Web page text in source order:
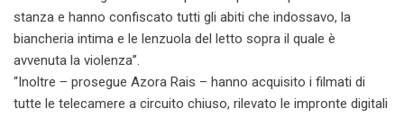
stanza e hanno confiscato tutti gli abiti che indossavo, la
biancheria intima e le lenzuola del letto sopra il quale è
avvenuta la violenza”.
“Inoltre – prosegue Azora Rais – hanno acquisito i filmati di
tutte le telecamere a circuito chiuso, rilevato le impronte digitali